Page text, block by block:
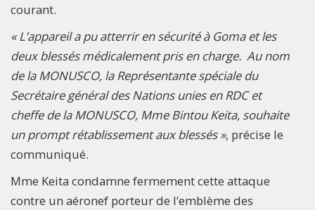
courant.
« L’appareil a pu atterrir en sécurité à Goma et les
deux blessés médicalement pris en charge. Au nom
de la MONUSCO, la Représentante spéciale du
Secrétaire général des Nations unies en RDC et
cheffe de la MONUSCO, Mme Bintou Keita, souhaite
un prompt rétablissement aux blessés », précise le
communiqué.
Mme Keita condamne fermement cette attaque
contre un aéronef porteur de l’emblème des